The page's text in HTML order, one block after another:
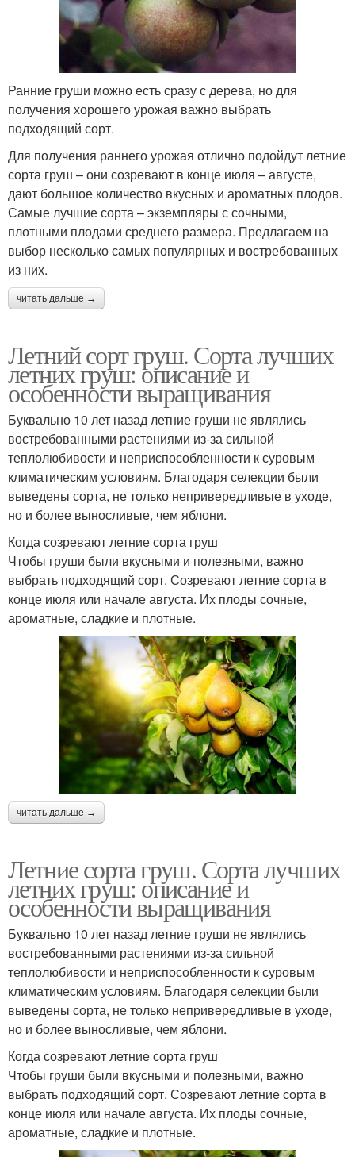
Ранние груши можно есть сразу с дерева, но для
получения хорошего урожая важно выбрать
подходящий сорт.
Для получения раннего урожая отлично подойдут летние
сорта груш – они созревают в конце июля – августе,
дают большое количество вкусных и ароматных плодов.
Самые лучшие сорта – экземпляры с сочными,
плотными плодами среднего размера. Предлагаем на
выбор несколько самых популярных и востребованных
из них.
читать дальше →
Летний сорт груш. Сорта лучших
летних груш: описание и
особенности выращивания
Буквально 10 лет назад летние груши не являлись
востребованными растениями из-за сильной
теплолюбивости и неприспособленности к суровым
климатическим условиям. Благодаря селекции были
выведены сорта, не только непривередливые в уходе,
но и более выносливые, чем яблони.
Когда созревают летние сорта груш
Чтобы груши были вкусными и полезными, важно
выбрать подходящий сорт. Созревают летние сорта в
конце июля или начале августа. Их плоды сочные,
ароматные, сладкие и плотные.
читать дальше →
Летние сорта груш. Сорта лучших
летних груш: описание и
особенности выращивания
Буквально 10 лет назад летние груши не являлись
востребованными растениями из-за сильной
теплолюбивости и неприспособленности к суровым
климатическим условиям. Благодаря селекции были
выведены сорта, не только непривередливые в уходе,
но и более выносливые, чем яблони.
Когда созревают летние сорта груш
Чтобы груши были вкусными и полезными, важно
выбрать подходящий сорт. Созревают летние сорта в
конце июля или начале августа. Их плоды сочные,
ароматные, сладкие и плотные.